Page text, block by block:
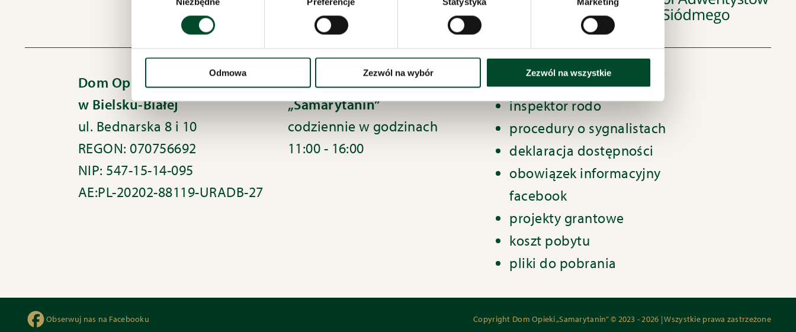
Odmowa Zezwól na wybór Zezwól na wszystkie
Dom Opieki „Samarytanin”
w Bielsku-Białej
ul. Bednarska 8 i 10
REGON: 070756692
NIP: 547-15-14-095
AE:PL-20202-88119-URADB-27
Odwiedziny w Domu Opieki
„Samarytanin”
codziennie w godzinach
11:00 - 16:00
polityka prywatności
inspektor rodo
procedury o sygnalistach
deklaracja dostępności
obowiązek informacyjny
facebook
projekty grantowe
koszt pobytu
pliki do pobrania
Obserwuj nas na Facebooku Copyright Dom Opieki „Samarytanin” © 2023 - 2026 | Wszystkie prawa zastrzeżone